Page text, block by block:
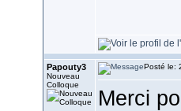
Papouty3
Nouveau
Colloque
Posté le:
Merci